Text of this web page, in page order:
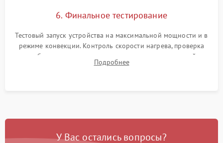
6. Финальное тестирование
Тестовый запуск устройства на максимальной мощности и в
режиме конвекции. Контроль скорости нагрева, проверка
срабатывания термостата при достижении заданной
температуры и тест на отсутствие утечек тока.
Подробнее
У Вас остались вопросы?